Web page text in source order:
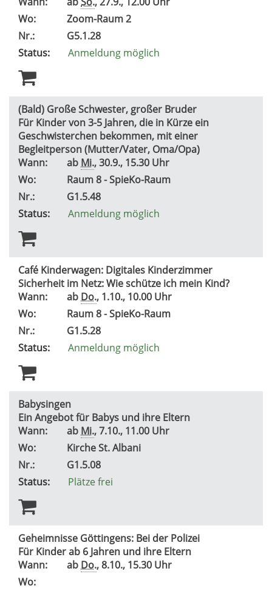
Wo:
Zoom-Raum 2
Nr.:
G5.1.28
Status:
Anmeldung möglich
(Bald) Große Schwester, großer Bruder
Für Kinder von 3-5 Jahren, die in Kürze ein
Geschwisterchen bekommen, mit einer
Begleitperson (Mutter/Vater, Oma/Opa)
Wann:
ab Mi., 30.9., 15.30 Uhr
Wo:
Raum 8 - SpieKo-Raum
Nr.:
G1.5.48
Status:
Anmeldung möglich
Café Kinderwagen: Digitales Kinderzimmer
Sicherheit im Netz: Wie schütze ich mein Kind?
Wann:
ab Do., 1.10., 10.00 Uhr
Wo:
Raum 8 - SpieKo-Raum
Nr.:
G1.5.28
Status:
Anmeldung möglich
Babysingen
Ein Angebot für Babys und ihre Eltern
Wann:
ab Mi., 7.10., 11.00 Uhr
Wo:
Kirche St. Albani
Nr.:
G1.5.08
Status:
Plätze frei
Geheimnisse Göttingens: Bei der Polizei
Für Kinder ab 6 Jahren und ihre Eltern
Wann:
ab Do., 8.10., 15.30 Uhr
Wo: